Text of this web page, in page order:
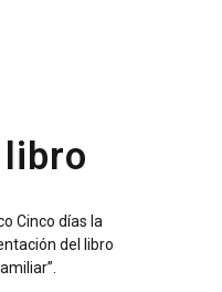
Cinco días la
del libro